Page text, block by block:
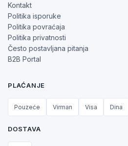
Kontakt
Politika isporuke
Politika povraćaja
Politika privatnosti
Često postavljana pitanja
B2B Portal
PLAĆANJE
Pouzeće Virman Visa Dina
DOSTAVA